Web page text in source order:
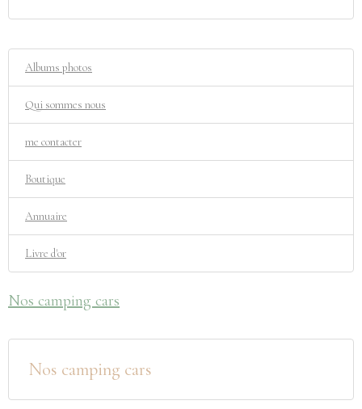
Albums photos
Qui sommes nous
me contacter
Boutique
Annuaire
Livre d'or
Nos camping cars
Nos camping cars